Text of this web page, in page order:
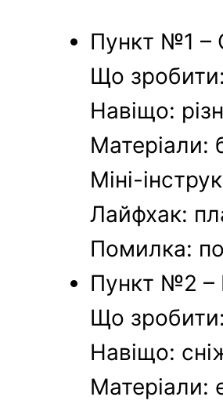
Пункт №1 –
Що
Навіщо:
Матеріали:
Міні-
Лайфхак:
Помилка:
Пункт №2 –
Що зробити:
Навіщо:
Матеріали: